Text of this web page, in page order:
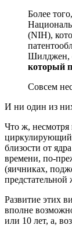
Более
(NIH),
Шилджен,
который
Совсем
И ни один из
Что ж, несмотря
циркулирующий
близости от
времени, по-
(яичниках,
предстательной
Развитие этих
вполне
или 10 лет, а,